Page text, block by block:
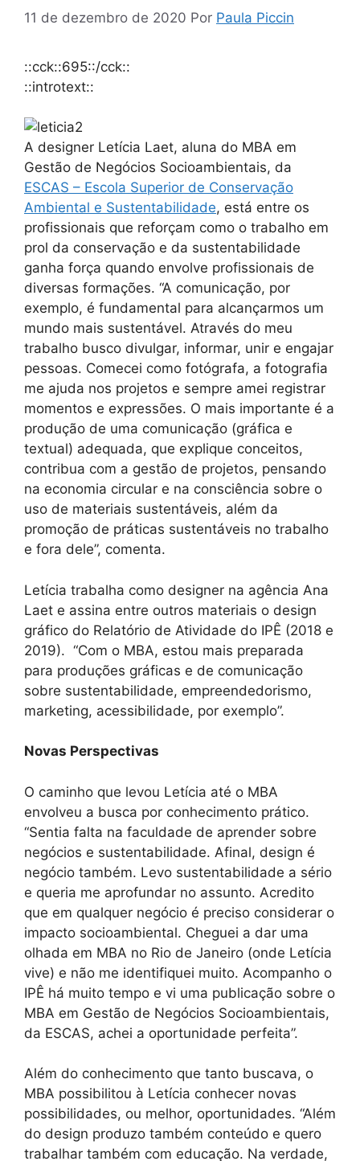
11 de dezembro de 2020 Por Paula Piccin
::cck::695::/cck::
::introtext::
A designer Letícia Laet, aluna do MBA em
Gestão de Negócios Socioambientais, da
ESCAS – Escola Superior de Conservação
Ambiental e Sustentabilidade, está entre os
profissionais que reforçam como o trabalho em
prol da conservação e da sustentabilidade
ganha força quando envolve profissionais de
diversas formações. “A comunicação, por
exemplo, é fundamental para alcançarmos um
mundo mais sustentável. Através do meu
trabalho busco divulgar, informar, unir e engajar
pessoas. Comecei como fotógrafa, a fotografia
me ajuda nos projetos e sempre amei registrar
momentos e expressões. O mais importante é a
produção de uma comunicação (gráfica e
textual) adequada, que explique conceitos,
contribua com a gestão de projetos, pensando
na economia circular e na consciência sobre o
uso de materiais sustentáveis, além da
promoção de práticas sustentáveis no trabalho
e fora dele”, comenta.
Letícia trabalha como designer na agência Ana
Laet e assina entre outros materiais o design
gráfico do Relatório de Atividade do IPÊ (2018 e
2019). “Com o MBA, estou mais preparada
para produções gráficas e de comunicação
sobre sustentabilidade, empreendedorismo,
marketing, acessibilidade, por exemplo”.
Novas Perspectivas
O caminho que levou Letícia até o MBA
envolveu a busca por conhecimento prático.
“Sentia falta na faculdade de aprender sobre
negócios e sustentabilidade. Afinal, design é
negócio também. Levo sustentabilidade a sério
e queria me aprofundar no assunto. Acredito
que em qualquer negócio é preciso considerar o
impacto socioambiental. Cheguei a dar uma
olhada em MBA no Rio de Janeiro (onde Letícia
vive) e não me identifiquei muito. Acompanho o
IPÊ há muito tempo e vi uma publicação sobre o
MBA em Gestão de Negócios Socioambientais,
da ESCAS, achei a oportunidade perfeita”.
Além do conhecimento que tanto buscava, o
MBA possibilitou à Letícia conhecer novas
possibilidades, ou melhor, oportunidades. “Além
do design produzo também conteúdo e quero
trabalhar também com educação. Na verdade,